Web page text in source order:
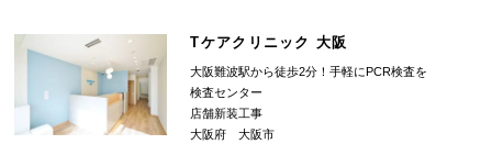
Tケアクリニック 大阪
大阪難波駅から徒歩2分！手軽にPCR検査を
検査センター
店舗新装工事
大阪府 大阪市